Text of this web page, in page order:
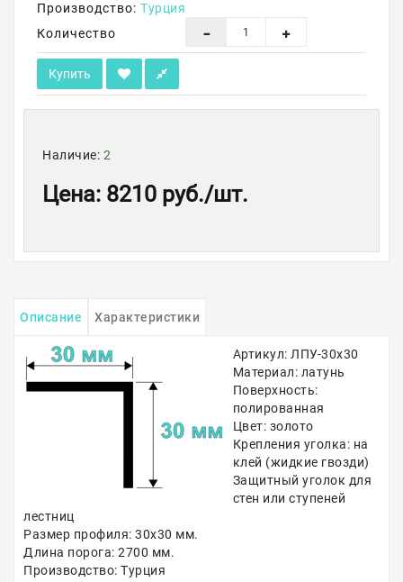
Производство: Турция
Количество
Купить
Наличие: 2
Цена: 8210 руб./шт.
Описание Характеристики
Артикул: ЛПУ-30х30
Материал: латунь
Поверхность:
полированная
Цвет: золото
Крепления уголка: на
клей (жидкие гвозди)
Защитный уголок для
стен или ступеней
лестниц
Размер профиля: 30х30 мм.
Длина порога: 2700 мм.
Производство: Турция